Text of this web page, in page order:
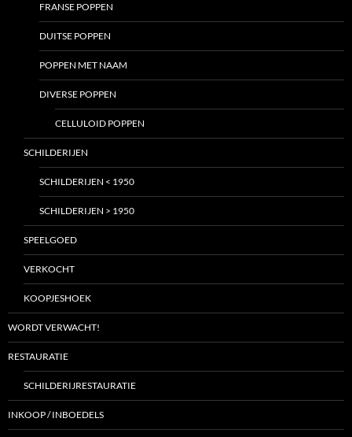
FRANSE POPPEN
DUITSE POPPEN
POPPEN MET NAAM
DIVERSE POPPEN
CELLULOID POPPEN
SCHILDERIJEN
SCHILDERIJEN < 1950
SCHILDERIJEN > 1950
SPEELGOED
VERKOCHT
KOOPJESHOEK
WORDT VERWACHT!
RESTAURATIE
SCHILDERIJRESTAURATIE
INKOOP / INBOEDELS